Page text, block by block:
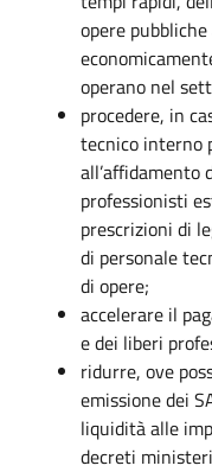
opere
operano nel
procedere, in
tecnico interno
all’affidamento
professionisti
prescrizioni di
di personale
di opere;
accelerare il
e dei liberi
ridurre, ove
emissione dei
liquidità alle
decreti